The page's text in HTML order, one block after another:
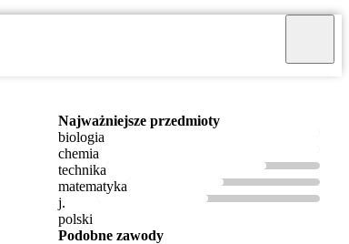
Najważniejsze przedmioty
biologia
chemia
technika
matematyka
j.
polski
Podobne zawody